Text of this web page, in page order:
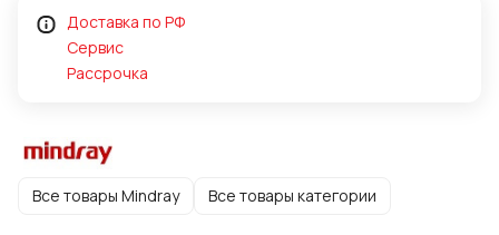
Доставка по РФ
Сервис
Рассрочка
Все товары Mindray Все товары категории